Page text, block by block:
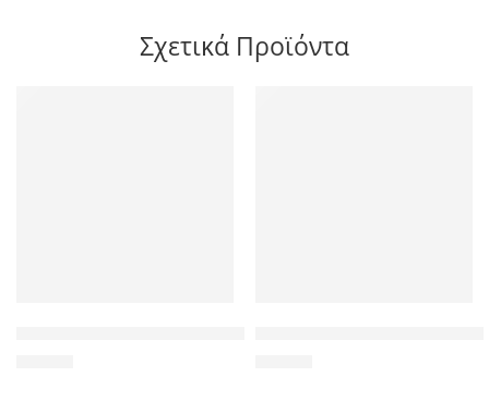
Σχετικά Προϊόντα